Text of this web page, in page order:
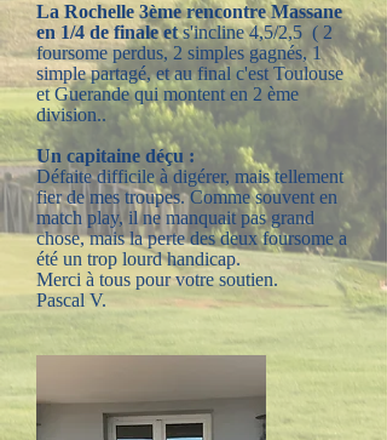
La Rochelle 3ème rencontre Massane
en 1/4 de finale ets'incline 4,5/2,5 ( 2
foursome perdus, 2 simples gagnés, 1
simple partagé, et au final c'est Toulouse
et Guerande qui montent en 2 ème
division..
Un capitaine déçu :
Défaite difficile à digérer, mais tellement
fier de mes troupes. Comme souvent en
match play, il ne manquait pas grand
chose, mais la perte des deux foursome a
été un trop lourd handicap.
Merci à tous pour votre soutien.
Pascal V.